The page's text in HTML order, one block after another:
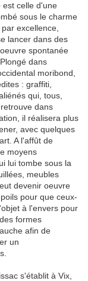
est celle d'une
sous le charme
excellence,
lancer dans des
spontanée
dans
moribond,
: graffiti,
qui, tous,
dans
il réalisera plus
avec quelques
A l'affût de
moyens
lui tombe sous la
meubles
devenir oeuvre
pour que ceux-
à l'envers pour
formes
afin de
un
s'établit à Vix,